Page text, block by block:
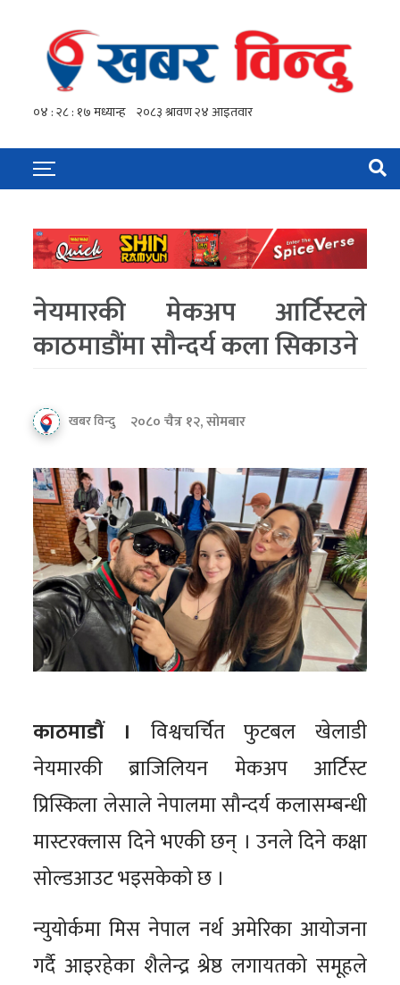
नेयमारकी मेकअप आर्टिस्टले
काठमाडौंमा सौन्दर्य कला सिकाउने
खबर विन्दु २०८० चैत्र १२, सोमबार
काठमाडौं । विश्वचर्चित फुटबल खेलाडी
नेयमारकी ब्राजिलियन मेकअप आर्टिस्ट
प्रिस्किला लेसाले नेपालमा सौन्दर्य कलासम्बन्धी
मास्टरक्लास दिने भएकी छन् । उनले दिने कक्षा
सोल्डआउट भइसकेको छ ।
न्युयोर्कमा मिस नेपाल नर्थ अमेरिका आयोजना
गर्दै आइरहेका शैलेन्द्र श्रेष्ठ लगायतको समूहले